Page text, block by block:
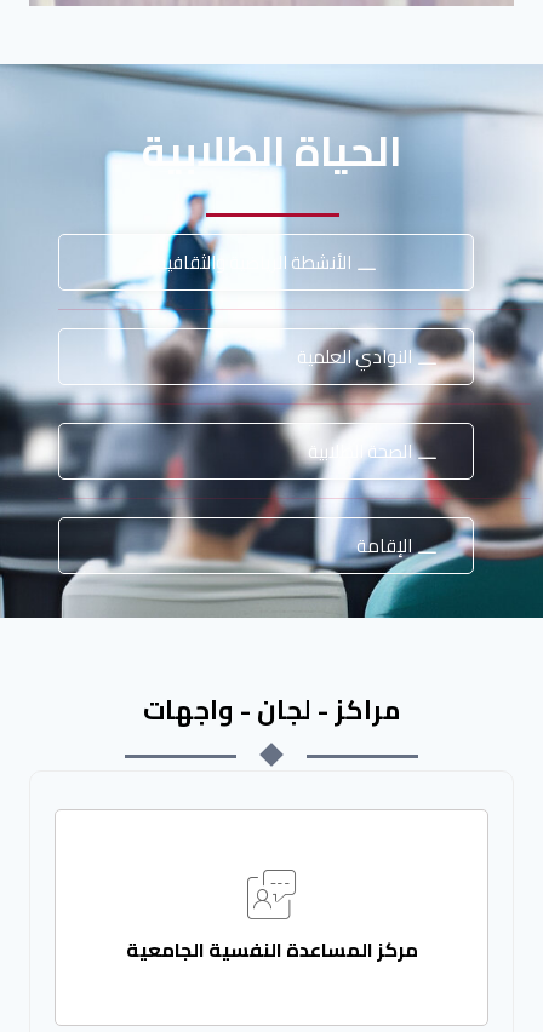
الحياة الطلابية
الأنشطة الرياضية والثقافية
النوادي العلمية
الصحة الطلابية
الإقامة
مراكز - لجان - واجهات
مركز المساعدة النفسية الجامعية